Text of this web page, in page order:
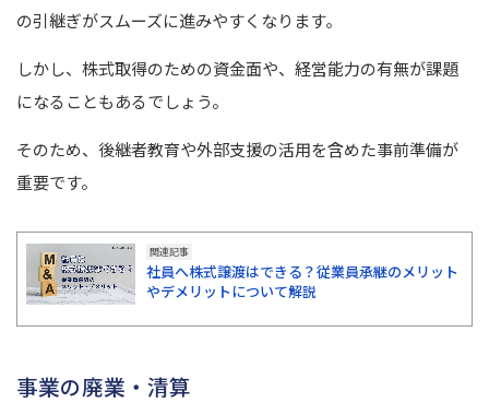
の引継ぎがスムーズに進みやすくなります。
しかし、株式取得のための資金面や、経営能力の有無が課題
になることもあるでしょう。
そのため、後継者教育や外部支援の活用を含めた事前準備が
重要です。
関連記事
社員へ株式譲渡はできる？従業員承継のメリット
やデメリットについて解説
事業の廃業・清算